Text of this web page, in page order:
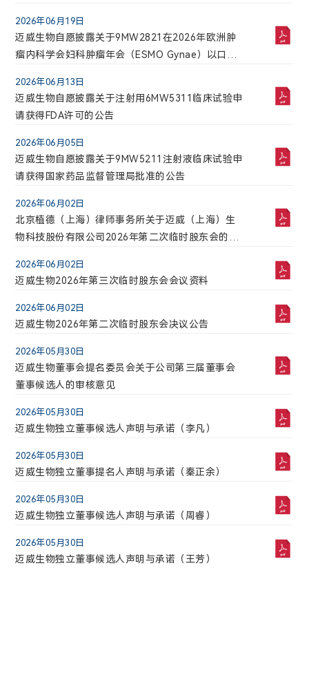
28.51
最高
0.00
最低
成交股票数
0
成交金额(万)
2026-08-06 09:13:14
2026年06月19日
迈威生物自愿披露关于9MW2821在2026年欧洲肿
瘤内科学会妇科肿瘤年会（ESMO Gynae）以口头
2026年06月13日
迈威生物自愿披露关于注射用6MW5311临床试验申
请获得FDA许可的公告
2026年06月05日
迈威生物自愿披露关于9MW5211注射液临床试验申
请获得国家药品监督管理局批准的公告
2026年06月02日
北京植德（上海）律师事务所关于迈威（上海）生
物科技股份有限公司2026年第二次临时股东会的法
2026年06月02日
迈威生物2026年第三次临时股东会会议资料
2026年06月02日
迈威生物2026年第二次临时股东会决议公告
2026年05月30日
迈威生物董事会提名委员会关于公司第三届董事会
董事候选人的审核意见
2026年05月30日
迈威生物独立董事候选人声明与承诺（李凡）
2026年05月30日
迈威生物独立董事提名人声明与承诺（秦正余）
2026年05月30日
迈威生物独立董事候选人声明与承诺（周睿）
2026年05月30日
迈威生物独立董事候选人声明与承诺（王芳）
2026年04月29日
2026年03月25日
迈威生物2025年度营业收入扣除情况专项说明
2026年03月25日
迈威生物董事会关于独立董事独立性自查情况的专
项报告
2026年03月25日
迈威生物2025年度内部控制评价报告
2026年03月25日
迈威生物2025年年度报告
2026年03月25日
迈威生物2025年度独立董事述职报告（秦正余）
迈威生物2025年度内部控制审计报告
迈威生物2025年度独立董事述职报告（许青）
迈威生物2025年度董事会审计委员会履职情况报告
安永华明会计师事务所（特殊普通合伙）关于迈威
（上海）生物科技股份有限公司非经营性资金占用
ir@mabwell.com
上海市浦东新区李冰路576号创想园3号楼